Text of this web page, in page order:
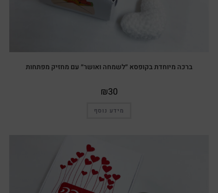
ברכה מיוחדת בקופסא ״לשמחה ואושר״ עם מחזיק מפתחות
₪30
מידע נוסף